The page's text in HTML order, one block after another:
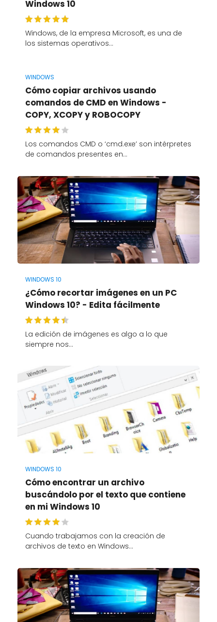
Windows 10
Windows, de la empresa Microsoft, es una de
los sistemas operativos…
WINDOWS
Cómo copiar archivos usando
comandos de CMD en Windows -
COPY, XCOPY y ROBOCOPY
Los comandos CMD o ‘cmd.exe’ son intérpretes
de comandos presentes en…
WINDOWS 10
¿Cómo recortar imágenes en un PC
Windows 10? - Edita fácilmente
La edición de imágenes es algo a lo que
siempre nos…
WINDOWS 10
Cómo encontrar un archivo
buscándolo por el texto que contiene
en mi Windows 10
Cuando trabajamos con la creación de
archivos de texto en Windows…